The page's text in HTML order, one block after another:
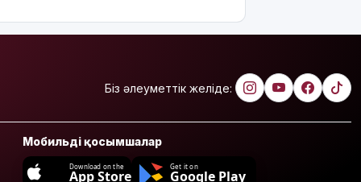
Біз әлеуметтік желіде:
Мобильді қосымшалар
Download on the
App Store
Get it on
Google Play